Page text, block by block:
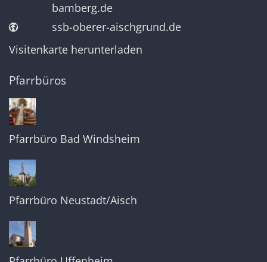
bamberg.de
ssb-oberer-aischgrund.de
Visitenkarte herunterladen
Pfarrbüros
Pfarrbüro Bad Windsheim
Pfarrbüro Neustadt/Aisch